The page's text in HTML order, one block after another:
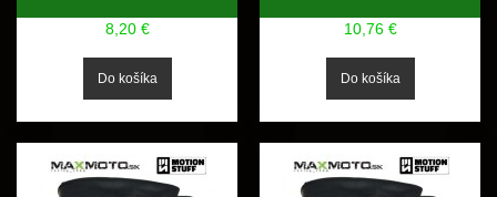
8,20 € 10,76 €